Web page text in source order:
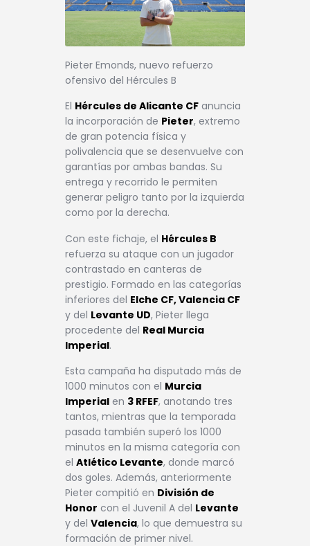
Pieter Emonds, nuevo refuerzo
ofensivo del Hércules B
El Hércules de Alicante CF anuncia
la incorporación de Pieter, extremo
de gran potencia física y
polivalencia que se desenvuelve con
garantías por ambas bandas. Su
entrega y recorrido le permiten
generar peligro tanto por la izquierda
como por la derecha.
Con este fichaje, el Hércules B
refuerza su ataque con un jugador
contrastado en canteras de
prestigio. Formado en las categorías
inferiores del Elche CF, Valencia CF
y del Levante UD, Pieter llega
procedente del Real Murcia
Imperial.
Esta campaña ha disputado más de
1000 minutos con el Murcia
Imperial en 3 RFEF, anotando tres
tantos, mientras que la temporada
pasada también superó los 1000
minutos en la misma categoría con
el Atlético Levante, donde marcó
dos goles. Además, anteriormente
Pieter compitió en División de
Honor con el Juvenil A del Levante
y del Valencia, lo que demuestra su
formación de primer nivel.